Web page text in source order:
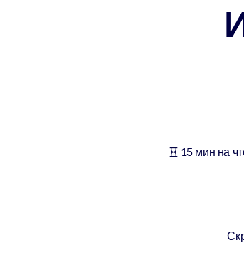
Обогатите корпоративную библиотеку
Используйте надежные структурированные
15 мин на